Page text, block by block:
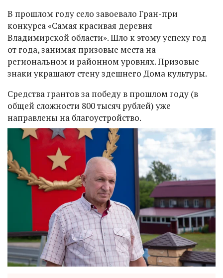
В прошлом году село завоевало Гран-при
конкурса «Самая красивая деревня
Владимирской области». Шло к этому успеху год
от года, занимая призовые места на
региональном и районном уровнях. Призовые
знаки украшают стену здешнего Дома культуры.
Средства грантов за победу в прошлом году (в
общей сложности 800 тысяч рублей) уже
направлены на благоустройство.